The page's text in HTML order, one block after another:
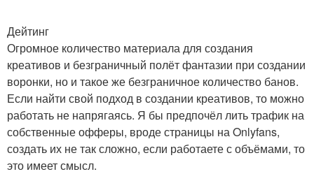
Дейтинг
Огромное количество материала для создания
креативов и безграничный полёт фантазии при создании
воронки, но и такое же безграничное количество банов.
Если найти свой подход в создании креативов, то можно
работать не напрягаясь. Я бы предпочёл лить трафик на
собственные офферы, вроде страницы на Onlyfans,
создать их не так сложно, если работаете с объёмами, то
это имеет смысл.